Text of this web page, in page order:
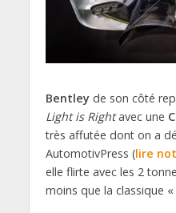
Bentleyde son côté
Light is Rightavec une
très affutée dont on a
AutomotivPress (lire
elle flirte avec les 2
moins que la classique